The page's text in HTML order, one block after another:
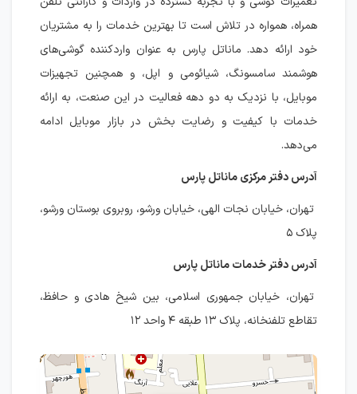
همراه، همواره در تلاش است تا بهترین خدمات را به مشتریان
خود ارائه دهد. ماناتل پارس به عنوان واردکننده گوشی‌های
هوشمند سامسونگ، شیائومی و اپل، و همچنین تجهیزات
موبایل، با نزدیک به دو دهه فعالیت در این صنعت، به ارائه
خدمات با کیفیت و رضایت بخش در بازار موبایل ادامه
می‌دهد.
آدرس دفتر مرکزی ماناتل پارس
تهران، خیابان نجات الهی، خیابان ورشو، روبروی بوستان ورشو،
پلاک ۵
آدرس دفتر خدمات ماناتل پارس
تهران، خیابان جمهوری اسلامی، بین شیخ هادی و حافظ،
تقاطع تلفنخانه، پلاک ۱۳ طبقه ۴ واحد ۱۲